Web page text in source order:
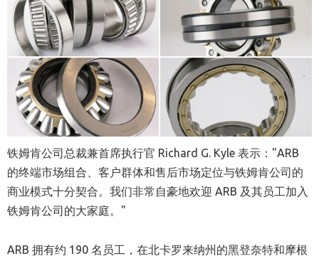
铁姆肯公司总裁兼首席执行官 Richard G. Kyle 表示："ARB
的终端市场组合、客户群体和售后市场定位与铁姆肯公司的
商业模式十分契合。我们非常自豪地欢迎 ARB 及其员工加入
铁姆肯公司的大家庭。"
ARB 拥有约 190 名员工，在北卡罗来纳州的黑登奈特和摩根